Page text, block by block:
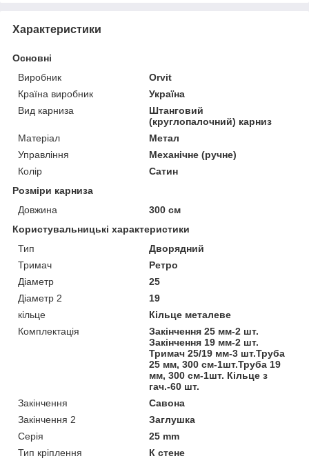
Характеристики
Основні
Виробник
Orvit
Країна виробник
Україна
Вид карниза
Штанговий
(круглопалочний) карниз
Матеріал
Метал
Управління
Механічне (ручне)
Колір
Сатин
Розміри карниза
Довжина
300 см
Користувальницькі характеристики
Тип
Дворядний
Тримач
Ретро
Діаметр
25
Діаметр 2
19
кільце
Кільце металеве
Комплектація
Закінчення 25 мм-2 шт.
Закінчення 19 мм-2 шт.
Тримач 25/19 мм-3 шт.Труба
25 мм, 300 см-1шт.Труба 19
мм, 300 см-1шт. Кільце з
гач.-60 шт.
Закінчення
Савона
Закінчення 2
Заглушка
Серія
25 mm
Тип кріплення
К стене